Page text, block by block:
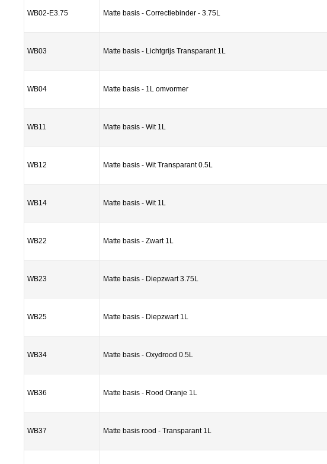
WB02-E3.75 Matte basis - Correctiebinder - 3.75L
WB03 Matte basis - Lichtgrijs Transparant 1L
WB04 Matte basis - 1L omvormer
WB11 Matte basis - Wit 1L
WB12 Matte basis - Wit Transparant 0.5L
WB14 Matte basis - Wit 1L
WB22 Matte basis - Zwart 1L
WB23 Matte basis - Diepzwart 3.75L
WB25 Matte basis - Diepzwart 1L
WB34 Matte basis - Oxydrood 0.5L
WB36 Matte basis - Rood Oranje 1L
WB37 Matte basis rood - Transparant 1L